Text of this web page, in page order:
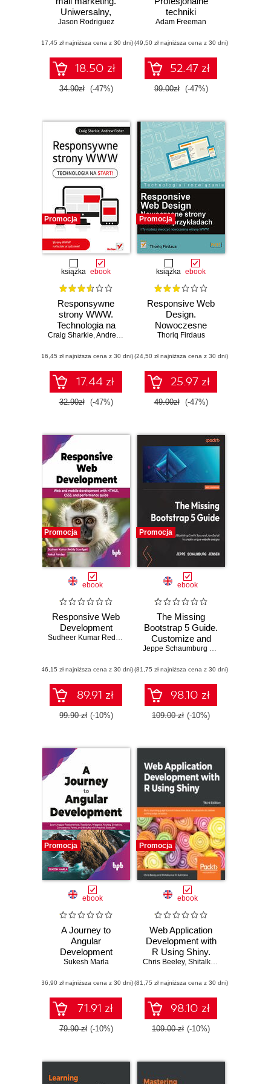
Uniwersalny,
responsywny i
w HTML-u
Jason Rodriguez
(17,45 zł najniższa cena z 30 dni)
18.50 zł
34.90zł (-47%)
techniki
Adam Freeman
(49,50 zł najniższa cena z 30 dni)
52.47 zł
99.00zł (-47%)
Promocja
książka ebook
Responsywne
strony WWW.
Technologia na
start!
Craig Sharkie,Andrew Fisher
(16,45 zł najniższa cena z 30 dni)
17.44 zł
32.90zł (-47%)
Promocja
książka ebook
Responsive Web
Design.
Nowoczesne
strony WWW na
Thoriq Firdaus
(24,50 zł najniższa cena z 30 dni)
25.97 zł
49.00zł (-47%)
Promocja
ebook
Responsive Web
Development
Sudheer Kumar Reddy Gowrigari , Nakul Pandey
(46,15 zł najniższa cena z 30 dni)
89.91 zł
99.90 zł (-10%)
Promocja
ebook
The Missing
Bootstrap 5 Guide.
Customize and
extend Bootstrap 5
JavaScript to
create unique
website designs
Jeppe Schaumburg Jensen
(81,75 zł najniższa cena z 30 dni)
98.10 zł
109.00 zł (-10%)
Promocja
ebook
A Journey to
Angular
Development
Sukesh Marla
(36,90 zł najniższa cena z 30 dni)
71.91 zł
79.90 zł (-10%)
Promocja
ebook
Web Application
Development with
R Using Shiny.
Build stunning
interactive data
visualizations to
deliver cutting-
edge analytics -
Third Edition
Chris Beeley, Shitalkumar R. Sukhdeve
(81,75 zł najniższa cena z 30 dni)
98.10 zł
109.00 zł (-10%)